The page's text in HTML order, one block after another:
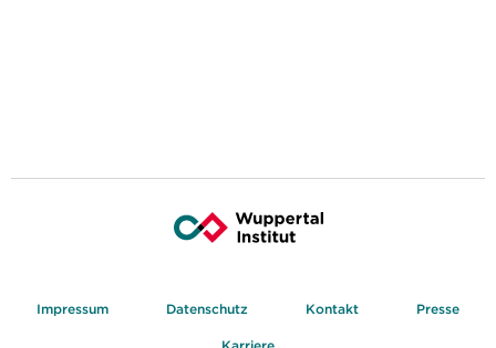
Impressum Datenschutz Kontakt Presse